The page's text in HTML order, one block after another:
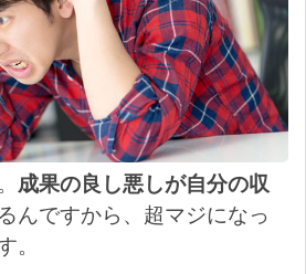
成果の良し悪しが自分の収
んですから、超マジになっ